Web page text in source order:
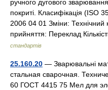
ручного дугового
покриті. Класифікація (ISO
2006 04 01 Зміни:
прийняття: Переклад
стандартів
25.160.20 — Зварювальні
стальная сварочная.
60 ГОСТ 4415 75 Мел для